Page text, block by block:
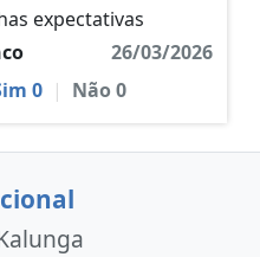
expectativas
26/03/2026
0 | Não0